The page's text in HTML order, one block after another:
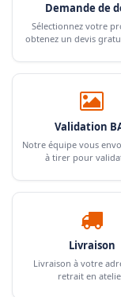
Demande de
Sélectionnez votre
obtenez un devis
Validation
Notre équipe vous
à tirer pour
Livraison
Livraison à votre
retrait en